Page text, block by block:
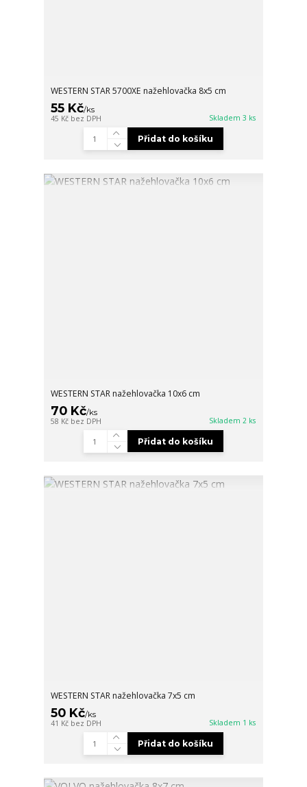
WESTERN STAR 5700XE nažehlovačka 8x5 cm
55 Kč/ks
45 Kč bez DPH Skladem 3 ks
Přidat do košíku
WESTERN STAR nažehlovačka 10x6 cm
70 Kč/ks
58 Kč bez DPH Skladem 2 ks
Přidat do košíku
WESTERN STAR nažehlovačka 7x5 cm
50 Kč/ks
41 Kč bez DPH Skladem 1 ks
Přidat do košíku